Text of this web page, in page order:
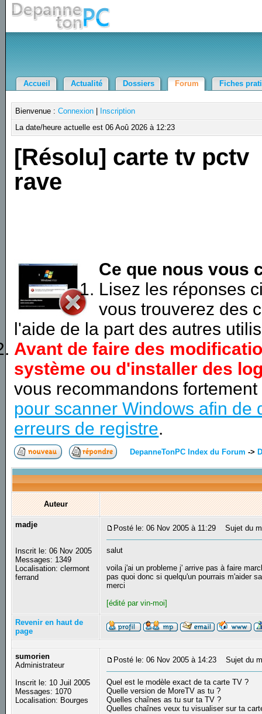
Accueil Actualité Dossiers Forum Fiches
Bienvenue :Connexion
Inscription
La date/heure actuelle est 06 Aoû 2026 à 12:23
[Résolu] carte tv pctv
rave
Ce que nous vous
Lisez les réponses
vous trouverez des
l'aide de la part des autres
Avant de faire des
système ou d'installer des
vous recommandons
pour scanner Windows afin de
erreurs de registre.
DepanneTonPC Index du Forum ->
Auteur
madje
Inscrit le: 06 Nov 2005
Messages: 1349
Localisation: clermont
ferrand
Posté le: 06 Nov 2005 à 11:29 Sujet du
salut
voila j'ai un probleme j' arrive pas à faire
pas quoi donc si quelqu'un pourrais m'aider
merci
[édité par vin-moi]
Revenir en haut de
page
sumorien
Administrateur
Inscrit le: 10 Juil 2005
Messages: 1070
Localisation: Bourges
Posté le: 06 Nov 2005 à 14:23 Sujet du
Quel est le modèle exact de ta carte TV ?
Quelle version de MoreTV as tu ?
Quelles chaînes as tu sur ta TV ?
Quelles chaînes veux tu visualiser sur ta